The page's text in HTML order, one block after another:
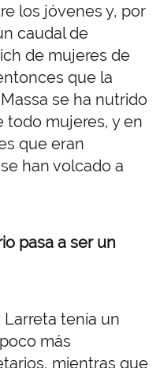
los jóvenes y, por
caudal de
de mujeres de
que la
se ha nutrido
todo mujeres, y en
que eran
han volcado a
pasa a ser un
Larreta tenía un
más
mientras que